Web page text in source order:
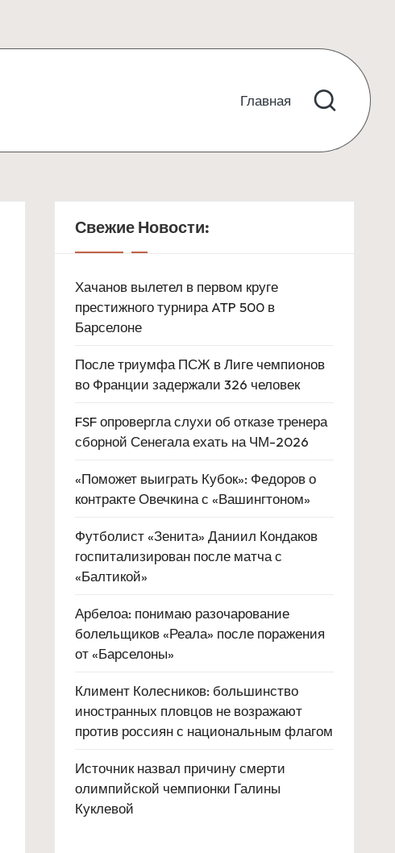
Главная
Свежие Новости:
Хачанов вылетел в первом круге
престижного турнира ATP 500 в
Барселоне
После триумфа ПСЖ в Лиге чемпионов
во Франции задержали 326 человек
FSF опровергла слухи об отказе тренера
сборной Сенегала ехать на ЧМ-2026
«Поможет выиграть Кубок»: Федоров о
контракте Овечкина с «Вашингтоном»
Футболист «Зенита» Даниил Кондаков
госпитализирован после матча с
«Балтикой»
Арбелоа: понимаю разочарование
болельщиков «Реала» после поражения
от «Барселоны»
Климент Колесников: большинство
иностранных пловцов не возражают
против россиян с национальным флагом
Источник назвал причину смерти
олимпийской чемпионки Галины
Куклевой